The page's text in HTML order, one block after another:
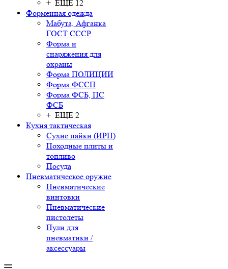
+ ЕЩЕ 12
Форменная одежда
Мабута, Афганка
ГОСТ СССР
Форма и
снаряжения для
охраны
Форма ПОЛИЦИИ
Форма ФССП
Форма ФСБ, ПС
ФСБ
+ ЕЩЕ 2
Кухня тактическая
Сухие пайки (ИРП)
Походные плиты и
топливо
Посуда
Пневматическое оружие
Пневматические
винтовки
Пневматические
пистолеты
Пули для
пневматики /
аксессуары